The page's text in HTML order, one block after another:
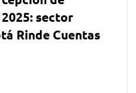
sector
Rinde Cuentas